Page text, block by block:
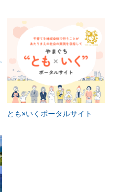
とも×いくポータルサイト